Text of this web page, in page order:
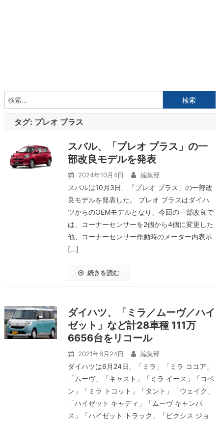
索:
タグ: プレオ プラス
スバル、「プレオ プラス」の一
部改良モデルを発表
2024年10月4日 編集部
スバルは10月3日、「プレオ プラス」の一部改
良モデルを発表した。 プレオ プラスはダイハ
ツからのOEMモデルとなり、今回の一部改良で
は、コーナーセンサーを2個から4個に変更した
他、コーナーセンサー作動時のメーター内表示
[…]
続きを読む
ダイハツ、「ミラ／ムーヴ／ハイ
ゼット」など計28車種 111万
6656台をリコール
2021年6月24日 編集部
ダイハツは6月24日、「ミラ」「ミラ ココア」
「ムーヴ」「キャスト」「ミラ イース」「コペ
ン」「ミラ トコット」「タント」「ウェイク」
「ハイゼット キャディ」「ムーヴ キャンパ
ス」「ハイゼット トラック」「ピクシス ジョ